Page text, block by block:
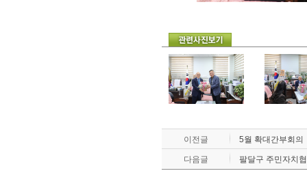
이전글 5월 확대간부회의
다음글 팔달구 주민자치